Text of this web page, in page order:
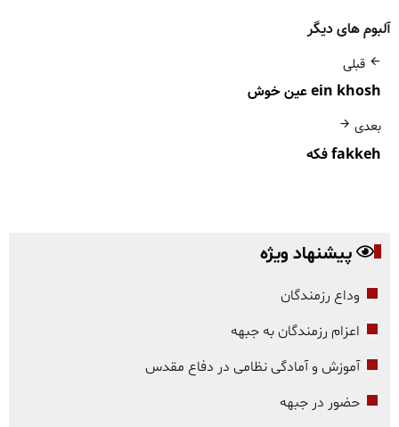
آلبوم های دیگر
قبلی
ein khosh عین خوش
بعدی
fakkeh فکه
پیشنهاد ویژه
وداع رزمندگان
اعزام رزمندگان به جبهه
آموزش و آمادگی نظامی در دفاع مقدس
حضور در جبهه